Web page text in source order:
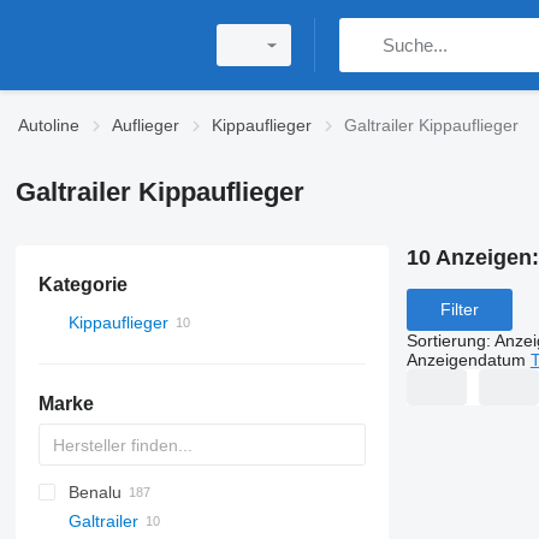
Autoline Auflieger Kippauflieger Galtrailer Kippauflieger
Galtrailer Kippauflieger
Kategorie
Kippauflieger
Marke
OKA
OKHS
HTS
Benalu
Agriliner
N-series
KIS
CHKS
ZDK
DHKA
HW
Oplegger
Galtrailer
10 Anzeigen:
Filter
Sortierung:
Anzeigendatum